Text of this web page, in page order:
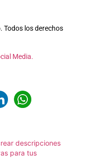
Todos los derechos
Media.
descripciones
para tus